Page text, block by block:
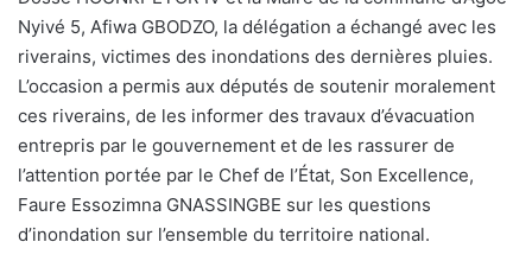
Nyivé 5, Afiwa GBODZO, la délégation a échangé avec les
riverains, victimes des inondations des dernières pluies.
L’occasion a permis aux députés de soutenir moralement
ces riverains, de les informer des travaux d’évacuation
entrepris par le gouvernement et de les rassurer de
l’attention portée par le Chef de l’État, Son Excellence,
Faure Essozimna GNASSINGBE sur les questions
d’inondation sur l’ensemble du territoire national.